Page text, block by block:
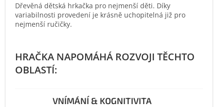
Dřevěná dětská hrkačka pro nejmenší děti. Díky
variabilnosti provedení je krásně uchopitelná již pro
nejmenší ručičky.
VNÍMÁNÍ & KOGNITIVITA